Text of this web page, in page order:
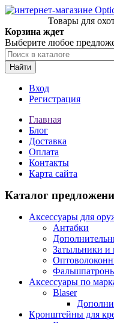
Товары для
Корзина ждет
Выберите любое
Найти
Вход
Регистрация
Главная
Блог
Доставка
Оплата
Контакты
Карта сайта
Каталог
Аксессуары для
Антабки
Затыльники и
Аксессуары по
Blaser
Кронштейны для